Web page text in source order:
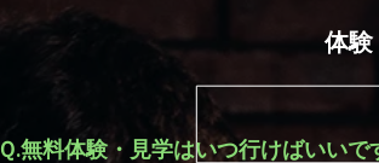
体験
Ｑ.無料体験・見学はいつ行けばいいで